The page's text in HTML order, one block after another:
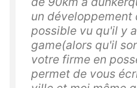
un développement
possible vu qu'il y
game(alors qu'il
votre firme en
permet de vous